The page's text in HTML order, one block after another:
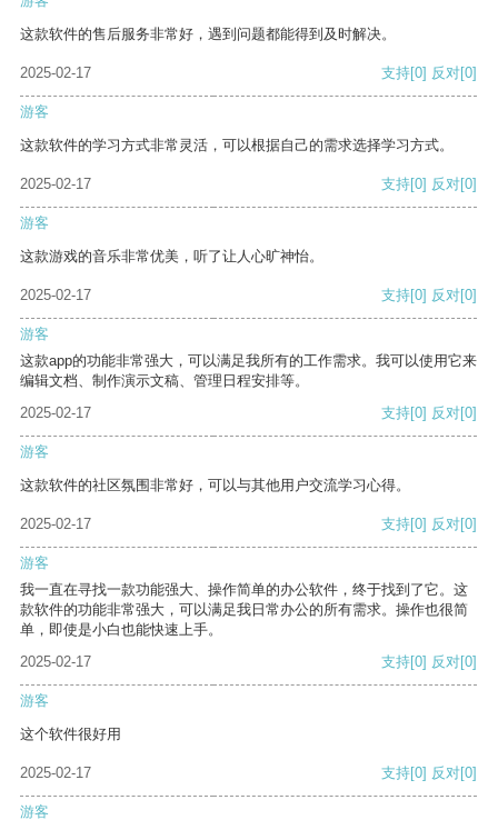
这款软件的售后服务非常好，遇到问题都能得到及时解决。
2025-02-17 支持[0] 反对[0]
游客
这款软件的学习方式非常灵活，可以根据自己的需求选择学习方式。
2025-02-17 支持[0] 反对[0]
游客
这款游戏的音乐非常优美，听了让人心旷神怡。
2025-02-17 支持[0] 反对[0]
游客
这款app的功能非常强大，可以满足我所有的工作需求。我可以使用它来
编辑文档、制作演示文稿、管理日程安排等。
2025-02-17
支持[0] 反对[0]
游客
这款软件的社区氛围非常好，可以与其他用户交流学习心得。
2025-02-17 支持[0] 反对[0]
游客
我一直在寻找一款功能强大、操作简单的办公软件，终于找到了它。这
款软件的功能非常强大，可以满足我日常办公的所有需求。操作也很简
单，即使是小白也能快速上手。
2025-02-17
支持[0] 反对[0]
游客
这个软件很好用
2025-02-17 支持[0] 反对[0]
游客